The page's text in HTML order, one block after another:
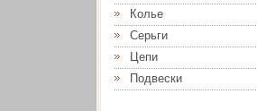
Колье
Серьги
Цепи
Подвески